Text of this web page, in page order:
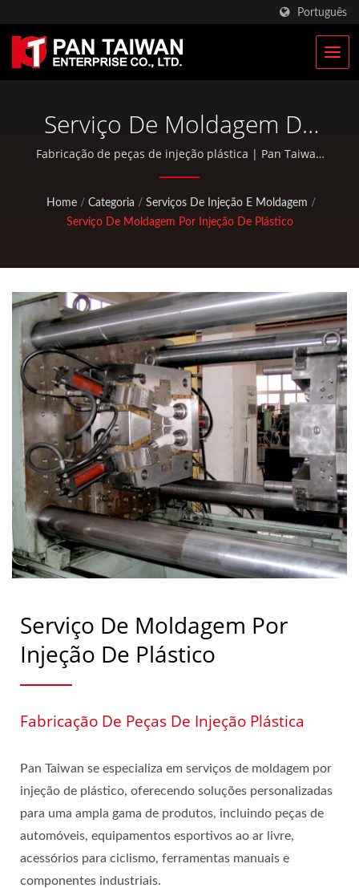
Português
Serviço De Moldagem De
Polímero Fabricante
Fabricação de peças de injeção plástica | Pan Taiwan
oferece serviços OEM / ODM, como Serviço de Injeção
EDC e peças padrão para bicicletas e atividades ao ar
livre.
Home / Categoria / Serviços De Injeção E Moldagem /
Serviço De Moldagem Por Injeção De Plástico
Serviço De Moldagem Por
Injeção De Plástico
Fabricação De Peças De Injeção Plástica
Pan Taiwan se especializa em serviços de moldagem por
injeção de plástico, oferecendo soluções personalizadas
para uma ampla gama de produtos, incluindo peças de
automóveis, equipamentos esportivos ao ar livre,
acessórios para ciclismo, ferramentas manuais e
componentes industriais.